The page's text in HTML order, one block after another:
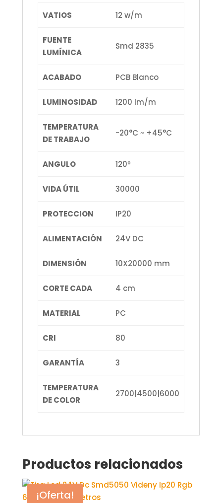
VATIOS 12 w/m
FUENTE
LUMÍNICA
Smd 2835
ACABADO PCB Blanco
LUMINOSIDAD 1200 lm/m
TEMPERATURA
DE TRABAJO
-20°C ~ +45°C
ANGULO 120º
VIDA ÚTIL 30000
PROTECCION IP20
ALIMENTACIÓN 24V DC
DIMENSIÓN 10X20000 mm
CORTE CADA 4 cm
MATERIAL PC
CRI 80
GARANTÍA 3
TEMPERATURA
DE COLOR
2700|4500|6000
Productos relacionados
¡Oferta!